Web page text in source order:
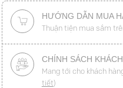
HƯỚNG DẪN MUA
Thuận tiện mua sắm
CHÍNH SÁCH
Mang tới cho khách
tiết)